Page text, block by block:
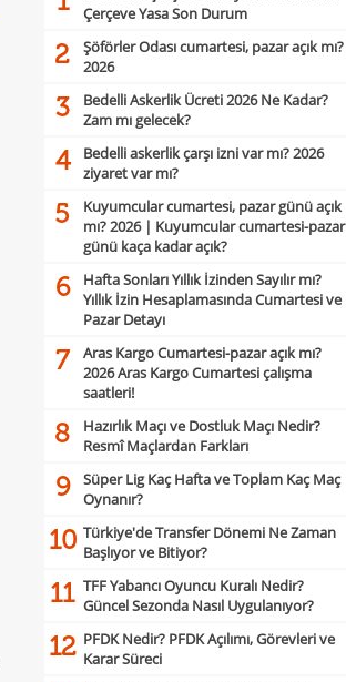
Çerçeve Yasa Son Durum
2
Şöförler Odası cumartesi, pazar açık mı?
2026
3
Bedelli Askerlik Ücreti 2026 Ne Kadar?
Zam mı gelecek?
4
Bedelli askerlik çarşı izni var mı? 2026
ziyaret var mı?
5
Kuyumcular cumartesi, pazar günü açık
mı? 2026 | Kuyumcular cumartesi-pazar
günü kaça kadar açık?
6
Hafta Sonları Yıllık İzinden Sayılır mı?
Yıllık İzin Hesaplamasında Cumartesi ve
Pazar Detayı
7
Aras Kargo Cumartesi-pazar açık mı?
2026 Aras Kargo Cumartesi çalışma
saatleri!
8
Hazırlık Maçı ve Dostluk Maçı Nedir?
Resmî Maçlardan Farkları
9
Süper Lig Kaç Hafta ve Toplam Kaç Maç
Oynanır?
10 Türkiye'de Transfer Dönemi Ne Zaman
Başlıyor ve Bitiyor?
11 TFF Yabancı Oyuncu Kuralı Nedir?
Güncel Sezonda Nasıl Uygulanıyor?
12 PFDK Nedir? PFDK Açılımı, Görevleri ve
Karar Süreci